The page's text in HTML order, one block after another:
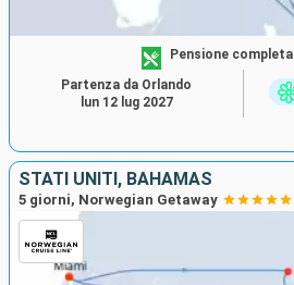
Pensione completa
Partenza da Orlando
lun 12 lug 2027
STATI UNITI, BAHAMAS
5 giorni, Norwegian Getaway